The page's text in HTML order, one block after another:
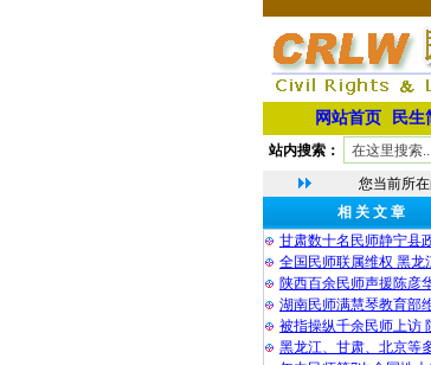
网站首页 民生
站内搜索：
您当前所在
相 关 文 章
甘肃数十名民师静宁县
全国民师联属维权 黑龙
陕西百余民师声援陈彦
湖南民师满慧琴教育部
被指操纵千余民师上访
黑龙江、甘肃、北京等